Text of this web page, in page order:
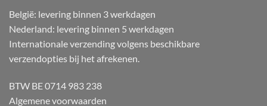
België: levering binnen 3 werkdagen
Nederland: levering binnen 5 werkdagen
Internationale verzending volgens beschikbare
verzendopties bij het afrekenen.
BTW BE 0714 983 238
Algemene voorwaarden